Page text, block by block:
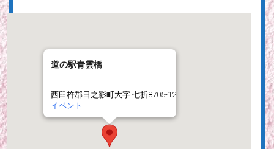
道の駅青雲橋
西臼杵郡日之影町大字 七折8705-12
イベント